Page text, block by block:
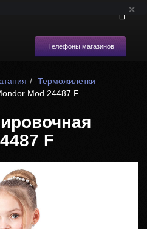
Телефоны магазинов
Терможилетки
Mod.24487 F
F